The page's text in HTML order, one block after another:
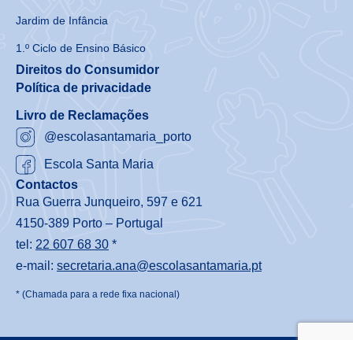
Jardim de Infância
1.º Ciclo de Ensino Básico
Direitos do Consumidor
Política de privacidade
Livro de Reclamações
@escolasantamaria_porto
Escola Santa Maria
Contactos
Rua Guerra Junqueiro, 597 e 621
4150-389 Porto – Portugal
tel: 22 607 68 30 *
e-mail: secretaria.ana@escolasantamaria.pt
* (Chamada para a rede fixa nacional)